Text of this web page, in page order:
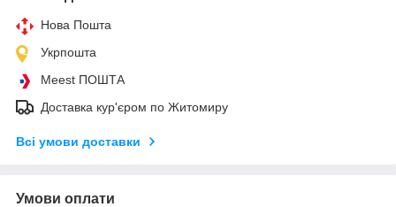
Нова Пошта
Укрпошта
Meest ПОШТА
Доставка кур'єром по Житомиру
Всі умови доставки
Умови оплати